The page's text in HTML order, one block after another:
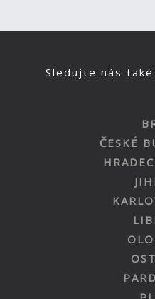
Sledujte nás také
ČESKÉ